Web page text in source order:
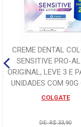
CREME DENTAL
SENSITIVE PRO-
ORIGINAL, LEVE 3 E
UNIDADES COM 90G
COLGATE
DE: R$ 33,90